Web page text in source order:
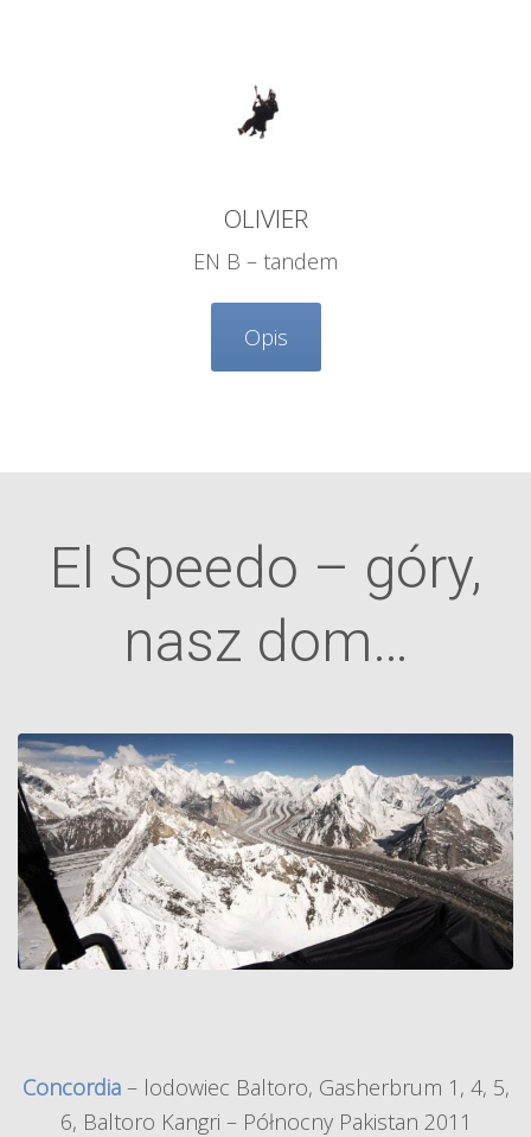
OLIVIER
EN B – tandem
Opis
El Speedo – góry,
nasz dom…
Concordia– lodowiec Baltoro, Gasherbrum 1, 4, 5,
6, Baltoro Kangri – Północny Pakistan 2011